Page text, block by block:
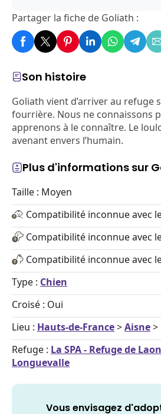
Son histoire
Goliath vient d’arriver au refuge
fourrière. Nous ne connaissons
apprenons à le connaître. Le
avenant envers l’humain.
Plus d'informations sur
Taille : Moyen
Compatibilité inconnue avec
Compatibilité inconnue avec
Compatibilité inconnue avec
Type : Chien
Croisé : Oui
Lieu : Hauts-de-France>Aisne>
Refuge : La SPA - Refuge de
Longuevalle
Vous envisagez
Partager la fiche de Goliath :